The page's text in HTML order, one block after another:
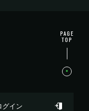
グイン
PAGE
TOP